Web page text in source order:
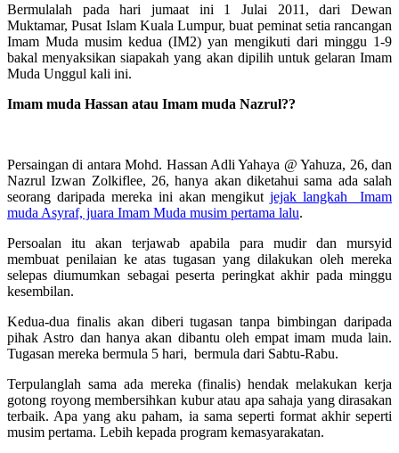
Bermulalah pada hari jumaat ini 1 Julai 2011, dari Dewan
Muktamar, Pusat Islam Kuala Lumpur, buat peminat setia rancangan
Imam Muda musim kedua (IM2) yan mengikuti dari minggu 1-9
bakal menyaksikan siapakah yang akan dipilih untuk gelaran Imam
Muda Unggul kali ini.
Imam muda Hassan atau Imam muda Nazrul??
Persaingan di antara Mohd. Hassan Adli Yahaya @ Yahuza, 26, dan
Nazrul Izwan Zolkiflee, 26, hanya akan diketahui sama ada salah
seorang daripada mereka ini akan mengikutjejak langkah Imam
muda Asyraf, juara Imam Muda musim pertama lalu.
Persoalan itu akan terjawab apabila para mudir dan mursyid
membuat penilaian ke atas tugasan yang dilakukan oleh mereka
selepas diumumkan sebagai peserta peringkat akhir pada minggu
kesembilan.
Kedua-dua finalis akan diberi tugasan tanpa bimbingan daripada
pihak Astro dan hanya akan dibantu oleh empat imam muda lain.
Tugasan mereka bermula 5 hari, bermula dari Sabtu-Rabu.
Terpulanglah sama ada mereka (finalis) hendak melakukan kerja
gotong royong membersihkan kubur atau apa sahaja yang dirasakan
terbaik. Apa yang aku paham, ia sama seperti format akhir seperti
musim pertama. Lebih kepada program kemasyarakatan.